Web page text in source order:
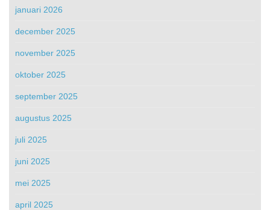
januari 2026
december 2025
november 2025
oktober 2025
september 2025
augustus 2025
juli 2025
juni 2025
mei 2025
april 2025